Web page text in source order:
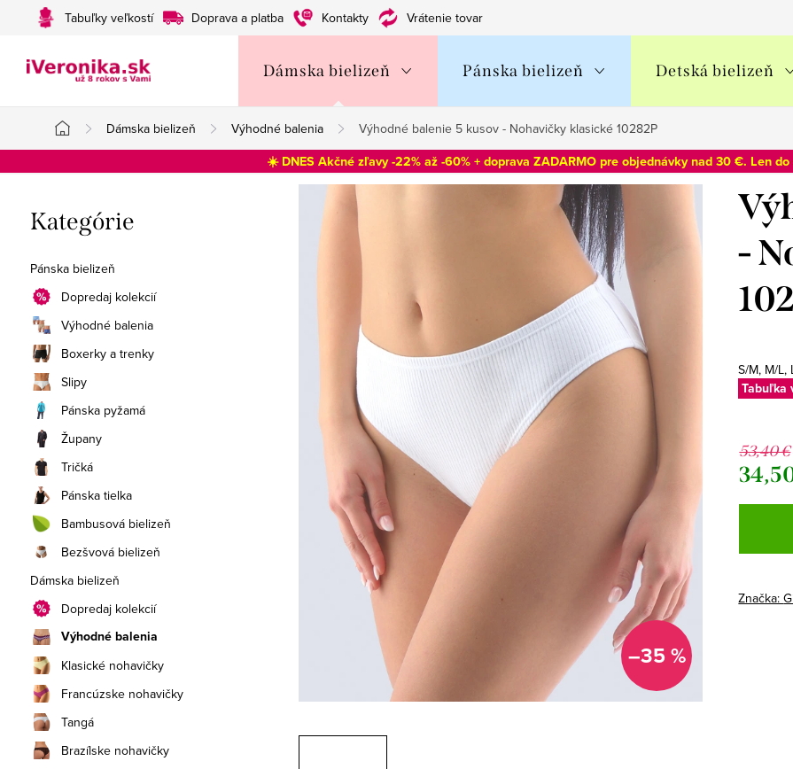
Tabuľky veľkostí Doprava a platba Kontakty Vrátenie tovaru
Dámska bielizeň Pánska bielizeň Detská bielizeň
Domov
Dámska bielizeň Výhodné balenia Výhodné balenie 5 kusov - Nohavičky klasické 10282P
☀️ DNES Akčné zľavy -22% až -60% + doprava ZADARMO pre objednávky nad 30 €. Len do
o
č
n
ý
p
a
n
e
l
Preskočiť
kategórie
Kategórie
Pánska bielizeň
Dopredaj kolekcií
Výhodné balenia
Boxerky a trenky
Slipy
Pánska pyžamá
Župany
Tričká
Pánska tielka
Bambusová bielizeň
Bezšvová bielizeň
Dámska bielizeň
Dopredaj kolekcií
Výhodné balenia
Klasické nohavičky
Francúzske nohavičky
Tangá
Brazílske nohavičky
–35 %
-
S/M, M/
Tabuľka
53,40 €
Značka: